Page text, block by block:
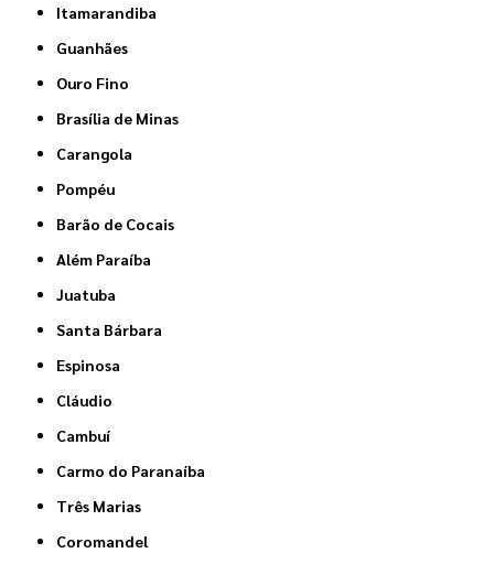
Itamarandiba
Guanhães
Ouro Fino
Brasília de Minas
Carangola
Pompéu
Barão de Cocais
Além Paraíba
Juatuba
Santa Bárbara
Espinosa
Cláudio
Cambuí
Carmo do Paranaíba
Três Marias
Coromandel